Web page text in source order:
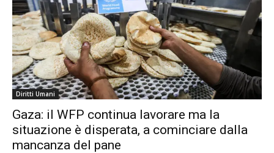
Diritti Umani
Gaza: il WFP continua lavorare ma la
situazione è disperata, a cominciare dalla
mancanza del pane